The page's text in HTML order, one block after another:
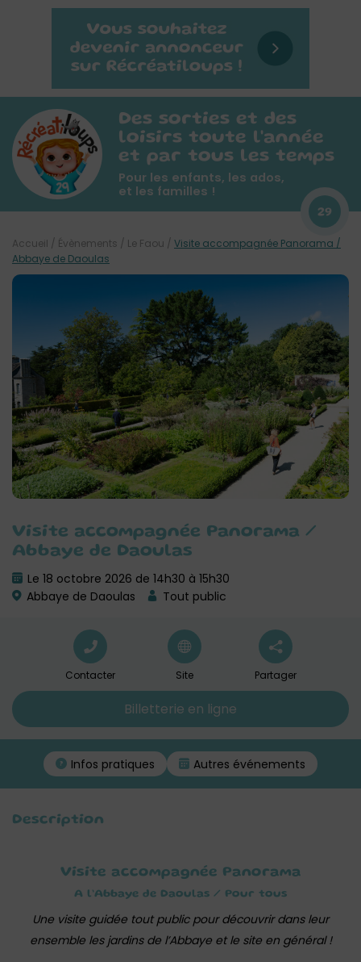
Des sorties et des
loisirs toute l'année
et par tous les temps
Pour les enfants, les ados,
et les familles !
29
Visite accompagnée Panorama /
Abbaye de Daoulas
Le 18 octobre 2026 de 14h30 à 15h30
Abbaye de Daoulas
Tout public
Accueil / Évènements / Le Faou / Visite accompagnée Panorama /
Abbaye de Daoulas
Contacter Site Partager
Billetterie en ligne
Infos pratiques Autres événements
Description
Visite accompagnée Panorama
A l’Abbaye de Daoulas / Pour tous
Une visite guidée tout public pour découvrir dans leur
ensemble les jardins de l’Abbaye et le site en général !